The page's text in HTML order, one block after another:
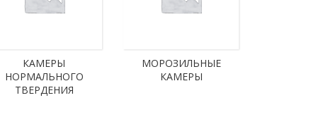
КАМЕРЫ
НОРМАЛЬНОГО
ТВЕРДЕНИЯ
МОРОЗИЛЬНЫЕ
КАМЕРЫ